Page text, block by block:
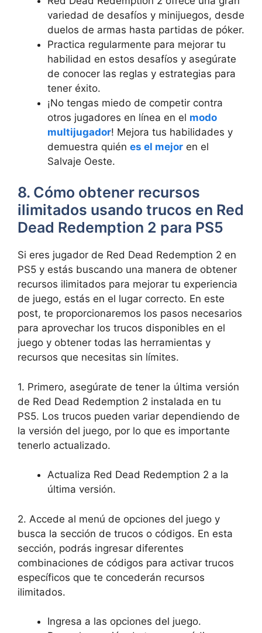
variedad de desafíos y minijuegos, desde
duelos de armas hasta partidas de póker.
Practica regularmente para mejorar tu
habilidad en estos desafíos y asegúrate
de conocer las reglas y estrategias para
tener éxito.
¡No tengas miedo de competir contra
otros jugadores en línea en el modo
multijugador! Mejora tus habilidades y
demuestra quién es el mejor en el
Salvaje Oeste.
8. Cómo obtener recursos
ilimitados usando trucos en Red
Dead Redemption 2 para PS5
Si eres jugador de Red Dead Redemption 2 en
PS5 y estás buscando una manera de obtener
recursos ilimitados para mejorar tu experiencia
de juego, estás en el lugar correcto. En este
post, te proporcionaremos los pasos necesarios
para aprovechar los trucos disponibles en el
juego y obtener todas las herramientas y
recursos que necesitas sin límites.
1. Primero, asegúrate de tener la última versión
de Red Dead Redemption 2 instalada en tu
PS5. Los trucos pueden variar dependiendo de
la versión del juego, por lo que es importante
tenerlo actualizado.
Actualiza Red Dead Redemption 2 a la
última versión.
2. Accede al menú de opciones del juego y
busca la sección de trucos o códigos. En esta
sección, podrás ingresar diferentes
combinaciones de códigos para activar trucos
específicos que te concederán recursos
ilimitados.
Ingresa a las opciones del juego.